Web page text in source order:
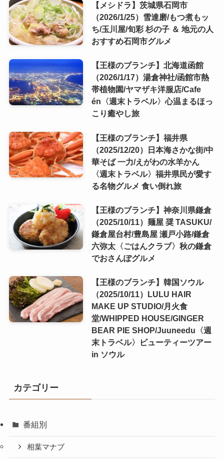
【メシドラ】茨城県石岡市
（2026/1/25）雪達磨/もつ煮もッ
ち/玉川屋/旬彩 杉の子 ＆ 地元の人
おすすめ石岡市グルメ
【王様のブランチ】北海道函館
（2026/1/17）湯倉神社/函館市熱
帯植物園/ヤマザキ洋服店/Cafe
én〈週末トラベル〉心温まるほっ
こり癒やし旅
【王様のブランチ】福井県
（2025/12/20）日本海さかな街/中
華そば 一力/えがわの水羊かん
〈週末トラベル〉福井県民が愛す
る名物グルメ 食い倒れ旅
【王様のブランチ】神奈川県鎌倉
（2025/10/11）麺屋 奨 TASUKU/
鎌倉屋台村/豊島屋 瀬戸小路/鎌倉
六弥太〈ごはんクラブ〉秋の鎌倉
でおさんぽグルメ
【王様のブランチ】韓国ソウル
（2025/10/11）LULU HAIR
MAKE UP STUDIO/月火食
堂/WHIPPED HOUSE/GINGER
BEAR PIE SHOP/Juuneedu〈週
末トラベル〉ビューティーツアー
in ソウル
カテゴリー
番組別
相葉マナブ